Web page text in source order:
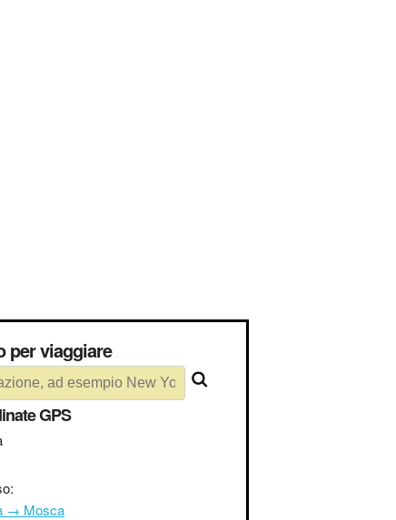
per viaggiare
GPS
→ Mosca